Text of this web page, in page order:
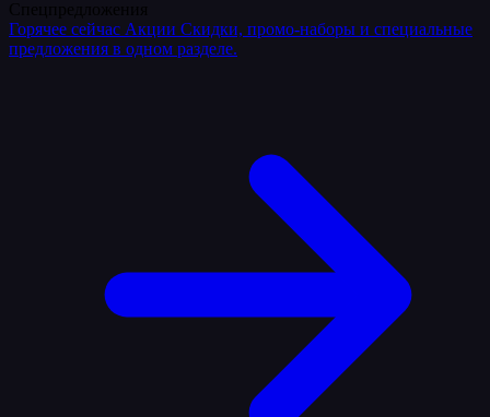
Горячее сейчас Акции Скидки, промо-наборы и специальные
предложения в одном разделе.